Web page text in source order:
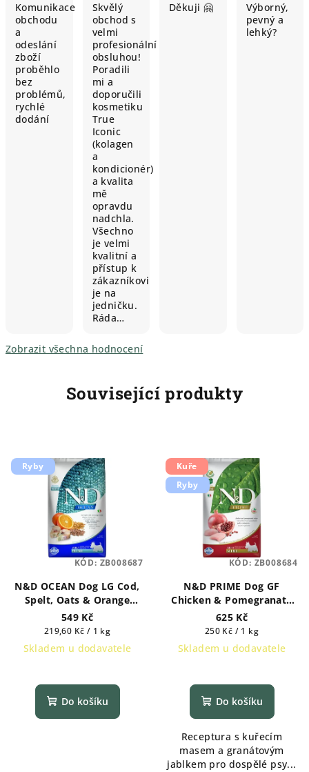
Komunikace
obchodu
a
odeslání
zboží
proběhlo
bez
problémů,
rychlé
dodání
Skvělý
obchod s
velmi
profesionální
obsluhou!
Poradili
mi a
doporučili
kosmetiku
True
Iconic
(kolagen
a
kondicionér)
a kvalita
mě
opravdu
nadchla.
Všechno
je velmi
kvalitní a
přístup k
zákazníkovi
je na
jedničku.
Ráda…
Děkuji 🤗
Výborný,
pevný a
lehký?
Zobrazit všechna hodnocení
Související produkty
Ryby
N&D OCEAN Dog LG Cod,
Spelt, Oats & Orange
Adult Mini 2,5 kg
549 Kč
Měrná
cena:
219,60 Kč / 1 kg
Skladem u dodavatele
Do košíku
KÓD: ZB008687
Kuře
Ryby
N&D PRIME Dog GF
Chicken & Pomegranate
Adult Mini 2,5 kg
625 Kč
Měrná
cena:
250 Kč / 1 kg
Skladem u dodavatele
Do košíku
Receptura s kuřecím
masem a granátovým
jablkem pro dospělé psy...
KÓD: ZB008684